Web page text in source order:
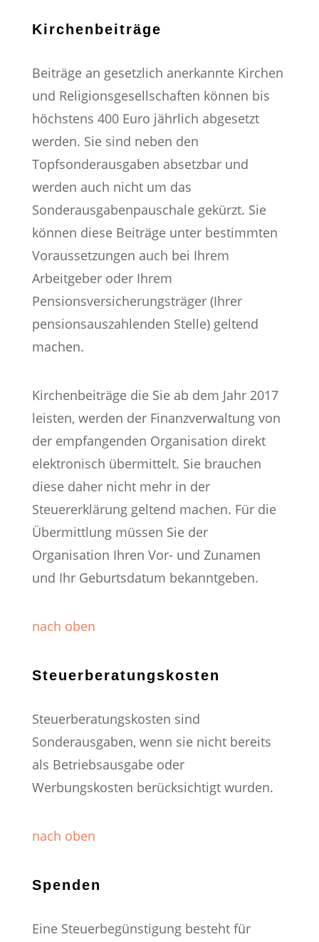
Kirchenbeiträge
Beiträge an gesetzlich anerkannte Kirchen
und Religionsgesellschaften können bis
höchstens 400 Euro jährlich abgesetzt
werden. Sie sind neben den
Topfsonderausgaben absetzbar und
werden auch nicht um das
Sonderausgabenpauschale gekürzt. Sie
können diese Beiträge unter bestimmten
Voraussetzungen auch bei Ihrem
Arbeitgeber oder Ihrem
Pensionsversicherungsträger (Ihrer
pensionsauszahlenden Stelle) geltend
machen.
Kirchenbeiträge die Sie ab dem Jahr 2017
leisten, werden der Finanzverwaltung von
der empfangenden Organisation direkt
elektronisch übermittelt. Sie brauchen
diese daher nicht mehr in der
Steuererklärung geltend machen. Für die
Übermittlung müssen Sie der
Organisation Ihren Vor- und Zunamen
und Ihr Geburtsdatum bekanntgeben.
nach oben
Steuerberatungskosten
Steuerberatungskosten sind
Sonderausgaben, wenn sie nicht bereits
als Betriebsausgabe oder
Werbungskosten berücksichtigt wurden.
nach oben
Spenden
Eine Steuerbegünstigung besteht für